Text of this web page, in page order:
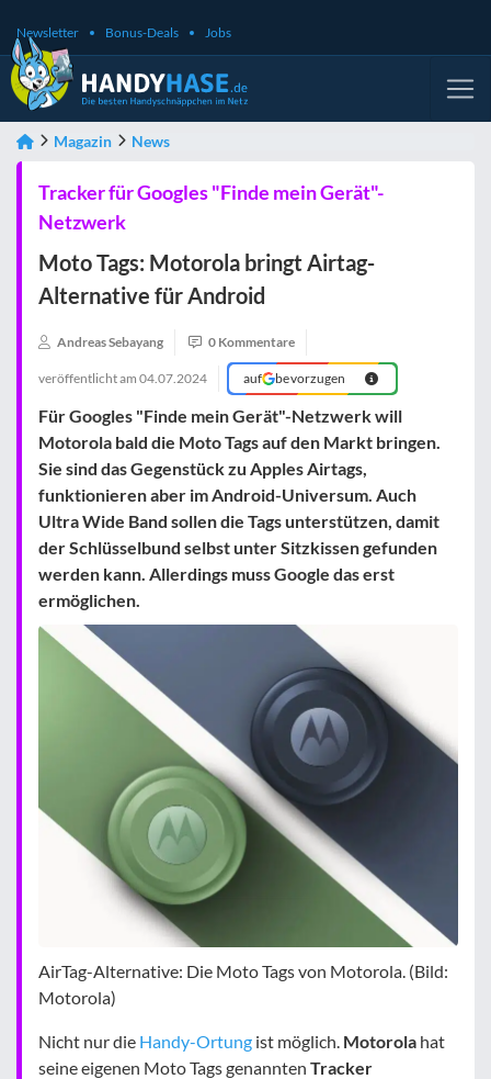
Newsletter Bonus-Deals Jobs
Magazin News
Tracker für Googles "Finde mein Gerät"-
Netzwerk
Moto Tags: Motorola bringt Airtag-
Alternative für Android
Andreas Sebayang 0 Kommentare
veröffentlicht am 04.07.2024 auf bevorzugen
Für Googles "Finde mein Gerät"-Netzwerk will
Motorola bald die Moto Tags auf den Markt bringen.
Sie sind das Gegenstück zu Apples Airtags,
funktionieren aber im Android-Universum. Auch
Ultra Wide Band sollen die Tags unterstützen, damit
der Schlüsselbund selbst unter Sitzkissen gefunden
werden kann. Allerdings muss Google das erst
ermöglichen.
AirTag-Alternative: Die Moto Tags von Motorola. (Bild:
Motorola)
Nicht nur die Handy-Ortung ist möglich. Motorola hat
seine eigenen Moto Tags genannten Tracker